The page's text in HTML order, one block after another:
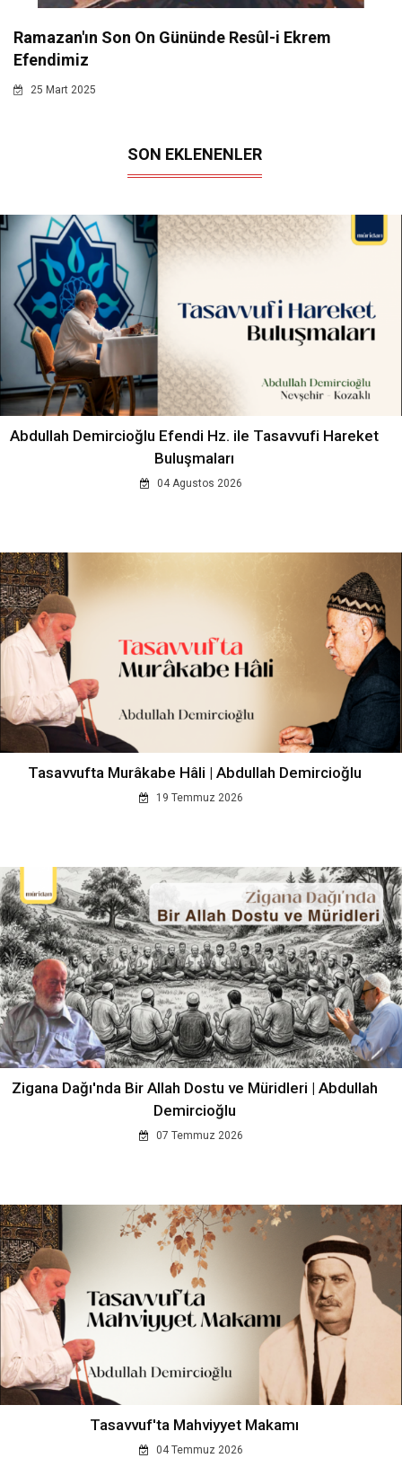
Ramazan'ın Son On Gününde Resûl-i Ekrem
Efendimiz
25 Mart 2025
SON EKLENENLER
Abdullah Demircioğlu Efendi Hz. ile Tasavvufi Hareket
Buluşmaları
04 Agustos 2026
Tasavvufta Murâkabe Hâli | Abdullah Demircioğlu
19 Temmuz 2026
Zigana Dağı'nda Bir Allah Dostu ve Müridleri | Abdullah
Demircioğlu
07 Temmuz 2026
Tasavvuf'ta Mahviyyet Makamı
04 Temmuz 2026